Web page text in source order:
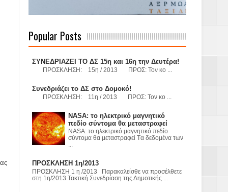
με σκοπό
Popular Posts
ΣΥΝΕΔΡΙΑΖΕΙ ΤΟ ΔΣ 15η και 16η την Δευτέρα!
ΠΡΟΣΚΛΗΣΗ: 15η / 2013 ΠΡΟΣ: Τον κο ...
Συνεδριάζει το ΔΣ στο Δομοκό!
ΠΡΟΣΚΛΗΣΗ: 11η / 2013 ΠΡΟΣ: Τον κο ...
NASA: το ηλεκτρικό μαγνητικό
πεδίο σύντομα θα μεταστραφεί
NASA: το ηλεκτρικό μαγνητικό πεδίο
σύντομα θα μεταστραφεί Tα δεδομένα των
ΠΡΟΣΚΛΗΣΗ 1η/2013
ΠΡΟΣΚΛΗΣΗ 1 η /2013 Παρακαλείσθε να προσέλθετε
στη 1η/2013 Τακτική Συνεδρίαση της Δημοτικής ...